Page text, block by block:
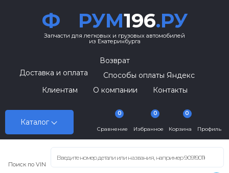
Ф РУМ196.РУ
Запчасти для легковых и грузовых автомобилей
из Екатеринбурга
Каталог
Возврат
Доставка и оплата
Способы оплаты Яндекс
Клиентам
О компании Контакты
Сравнение
0
Избранное
0
Корзина
0
Профиль
Поиск по VIN